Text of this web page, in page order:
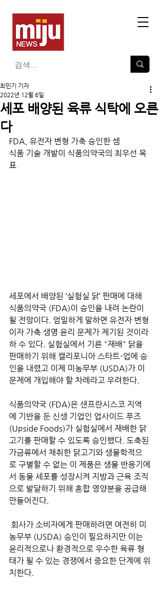
세포 배양된 육류 식탁에 오른
다
최민기 기자
2022년 12월 6일
FDA, 유전자 변형 가축 승인한 셈
식품 기술 개발이 식품의약국의 최우선 목
표
세포에서 배양된 ‘실험실 닭’ 판매에 대해
식품의약국 (FDA)이 승인을 내려 논란이
될 전망이다. 엄밀하게 말하면 유전자 변형
이자 가축 생명 윤리 문제가 제기된 것이라
하 수 있다. 실험실에서 기른 "재배" 닭을
판매하기 위해 캘리포니아 스타트-업에 승
인을 내렸고 이제 미농무부 (USDA)가 이
문제에 개입해야 할 차례라고 우려한다.
식품의약국 (FDA)은 샌프란시스코 지역
에 기반을 둔 신생 기업인 업사이드 푸즈
(Upside Foods)가 실험실에서 재배한 닭
고기를 판매할 수 있도록 승인했다. 도축된
가금류에서 채취한 닭고기와 생물학적으
로 구별할 수 없는 이 제품은 생물 반응기에
서 동물 세포를 성장시켜 지방과 근육 조직
으로 발달하기 위해 혼합 영양분을 공급해
만들어진다.
농무부 (USDA) 승인이 필요하지만 이는
윤리적으로나 환경적으로 우수한 육류 형
태가 될 수 있는 경쟁에서 중요한 단계에 위
치한다.